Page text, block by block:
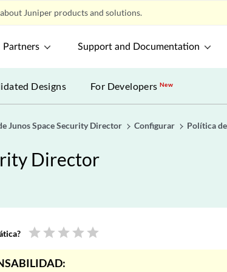
Juniper products and solutions.
Partners Support and Documentation
Designs For DevelopersNew
Junos Space Security Director Configurar Política
Director
star star star star star